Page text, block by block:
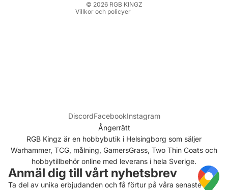
© 2026 RGB KINGZ
Villkor och policyer
DiscordFacebookInstagram
Ångerrätt
RGB Kingz är en hobbybutik i Helsingborg som säljer
Warhammer, TCG, målning, GamersGrass, Two Thin Coats och
hobbytillbehör online med leverans i hela Sverige.
Anmäl dig till vårt nyhetsbrev
Ta del av unika erbjudanden och få förtur på våra senaste